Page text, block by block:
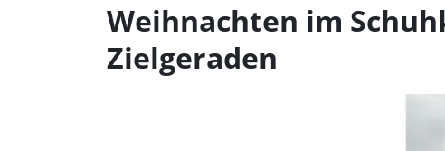
Weihnachten im
Zielgeraden